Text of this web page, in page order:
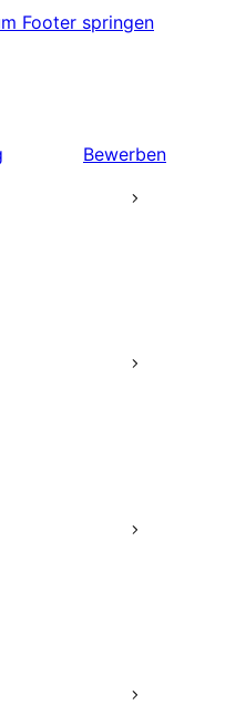
Footer springen
Bewerben